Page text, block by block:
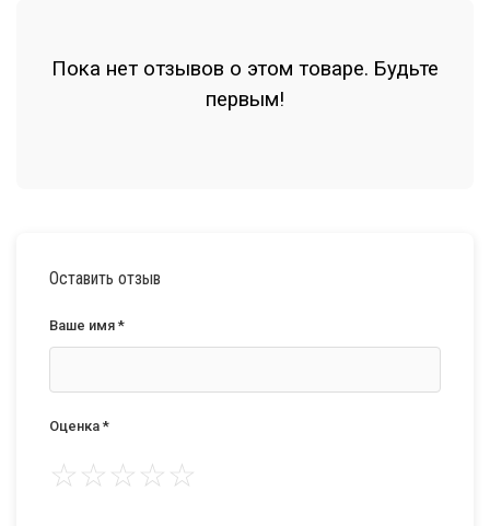
Пока нет отзывов о этом товаре. Будьте
первым!
Оставить отзыв
Ваше имя *
Оценка *
☆☆☆☆☆